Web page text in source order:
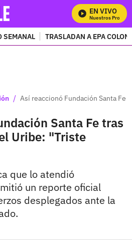
EN VIVO
Mira Todos Nuestros
SEMANAL TRASLADAN A EPA
/ Así reaccionó Fundación Santa Fe
Santa Fe tras
Uribe: "Triste
que lo atendió
un reporte oficial
desplegados ante la